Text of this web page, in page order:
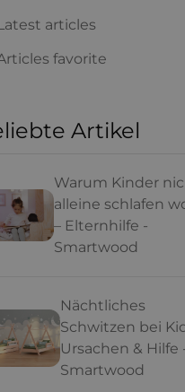
articles
favorite
Artikel
Warum Kinder
alleine schlafen
– Elternhilfe -
Smartwood
Nächtliches
Schwitzen bei
Ursachen & Hilfe
Smartwood